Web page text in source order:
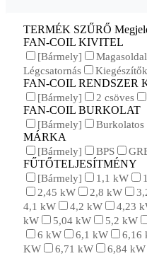
TERMÉK SZŰRŐ
FAN-COIL KIVITEL
[Bármely]
Légcsatornás
Kiegészítők
FAN-COIL RENDSZER
[Bármely] 2 csöves
FAN-COIL BURKOLAT
[Bármely] Burkolatos
MÁRKA
[Bármely] BPS
FŰTŐTELJESÍTMÉNY
[Bármely] 1,1 kW
2,45 kW
2,8 kW
4,1 kW
4,2 kW 4,23
kW
5,04 kW 5,2 kW
6 kW
6,1 kW 6,16
KW
6,71 kW 6,84 kW